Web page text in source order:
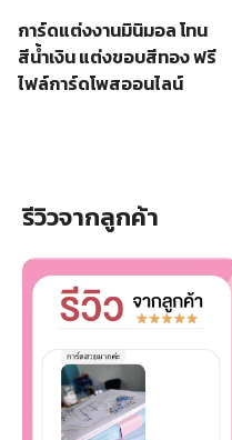
การ์ดแต่งงานมินิมอล โทน
สีน้ำเงิน แต่งขอบสีทอง ฟรี
ไฟล์การ์ดโพสออนไลน์
รีวิวจากลูกค้า